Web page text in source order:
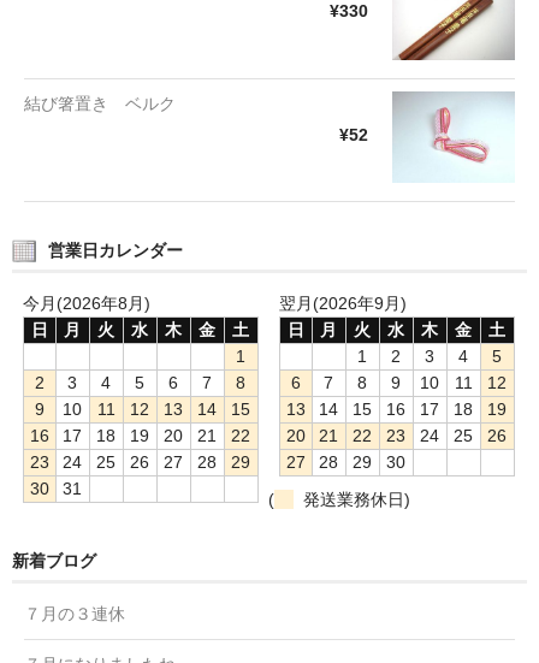
¥330
結び箸置き ベルク
¥52
営業日カレンダー
今月(2026年8月)
日
月 火 水 木 金
土
1
2
3 4 5 6 7
8
9
10 11 12 13 14
15
16
17 18 19 20 21
22
23
24 25 26 27 28
29
30
31
翌月(2026年9月)
日
月 火 水 木 金
土
1
2 3 4
5
6
7 8 9 10 11
12
13
14 15 16 17 18
19
20
21 22 23 24 25
26
27
28 29
30
(
発送業務休日)
新着ブログ
７月の３連休